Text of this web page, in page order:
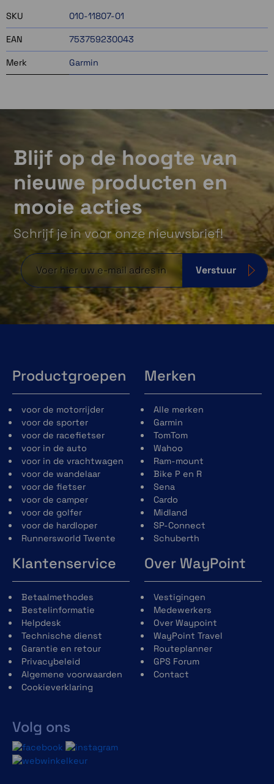
SKU 010-11807-01
EAN 753759230043
Merk Garmin
Blijf op de hoogte van
nieuwe producten en
mooie acties
Schrijf je in voor onze nieuwsbrief!
Verstuur
Productgroepen
voor de motorrijder
voor de sporter
voor de racefietser
voor in de auto
voor in de vrachtwagen
voor de wandelaar
voor de fietser
voor de camper
voor de golfer
voor de hardloper
Runnersworld Twente
Merken
Alle merken
Garmin
TomTom
Wahoo
Ram-mount
Bike P en R
Sena
Cardo
Midland
SP-Connect
Schuberth
Klantenservice
Betaalmethodes
Bestelinformatie
Helpdesk
Technische dienst
Garantie en retour
Privacybeleid
Algemene voorwaarden
Cookieverklaring
Volg ons
Over WayPoint
Vestigingen
Medewerkers
Over Waypoint
WayPoint Travel
Routeplanner
GPS Forum
Contact